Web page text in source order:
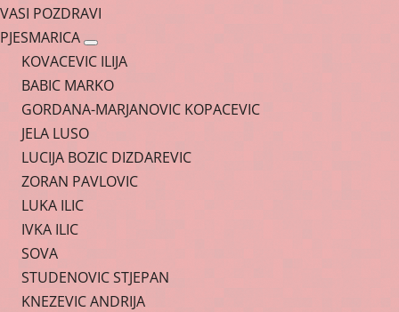
VASI POZDRAVI
PJESMARICA
KOVACEVIC ILIJA
BABIC MARKO
GORDANA-MARJANOVIC KOPACEVIC
JELA LUSO
LUCIJA BOZIC DIZDAREVIC
ZORAN PAVLOVIC
LUKA ILIC
IVKA ILIC
SOVA
STUDENOVIC STJEPAN
KNEZEVIC ANDRIJA